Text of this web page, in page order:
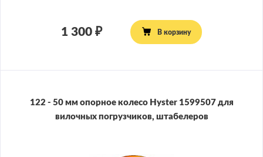
1 300 В корзину
122 - 50 мм опорное колесо Hyster 1599507 для
вилочных погрузчиков, штабелеров